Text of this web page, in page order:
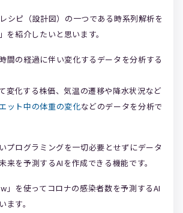
シピ（設計図）の一つである時系列解析を
紹介したいと思います。
間の経過に伴い変化するデータを分析する
変化する株価、気温の遷移や降水状況など
ット中の体重の変化などのデータを分析で
プログラミングを一切必要とせずにデータ
来を予測するAIを作成できる機能です。
」を使ってコロナの感染者数を予測するAI
ます。